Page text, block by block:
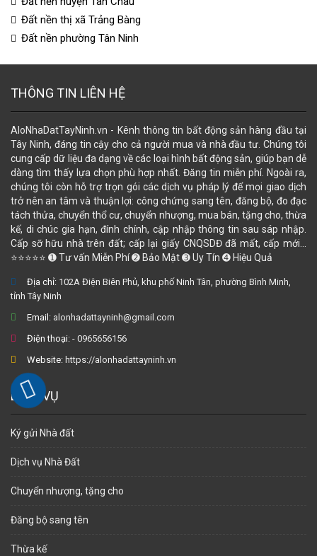
Đất nền thị xã Trảng Bàng
Đất nền phường Tân Ninh
THÔNG TIN LIÊN HỆ
AloNhaDatTayNinh.vn - Kênh thông tin bất động sản hàng đầu tại
Tây Ninh, đáng tin cậy cho cả người mua và nhà đầu tư. Chúng tôi
cung cấp dữ liệu đa dạng về các loại hình bất động sản, giúp bạn dễ
dàng tìm thấy lựa chọn phù hợp nhất. Đăng tin miễn phí. Ngoài ra,
chúng tôi còn hỗ trợ trọn gói các dịch vụ pháp lý để mọi giao dịch
trở nên an tâm và thuận lợi: công chứng sang tên, đăng bộ, đo đạc
tách thửa, chuyển thổ cư, chuyển nhượng, mua bán, tặng cho, thừa
kế, di chúc gia hạn, đính chính, cập nhập thông tin sau sáp nhập.
Cấp sỡ hữu nhà trên đất; cấp lại giấy CNQSDĐ đã mất, cấp mới...
⭐⭐⭐⭐⭐ ➊ Tư vấn Miễn Phí ➋ Bảo Mật ➌ Uy Tín ➍ Hiệu Quả
Địa chỉ: 102A Điện Biên Phủ, khu phố Ninh Tân, phường Bình Minh,
tỉnh Tây Ninh
Email: alonhadattayninh@gmail.com
Điện thoại: - 0965656156
Website: https://alonhadattayninh.vn
DỊCH VỤ
Ký gửi Nhà đất
Dịch vụ Nhà Đất
Chuyển nhượng, tặng cho
Đăng bộ sang tên
Thừa kế